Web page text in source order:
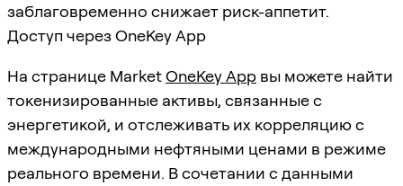
заблаговременно снижает риск-аппетит.
Доступ через OneKey App
На странице MarketOneKey App вы можете найти
токенизированные активы, связанные с
энергетикой, и отслеживать их корреляцию с
международными нефтяными ценами в режиме
реального времени. В сочетании с данными